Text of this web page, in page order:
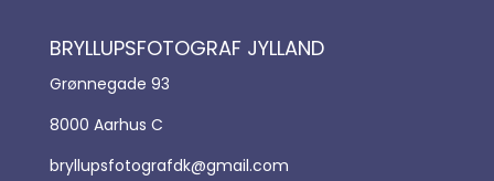
BRYLLUPSFOTOGRAF JYLLAND
Grønnegade 93
8000 Aarhus C
bryllupsfotografdk@gmail.com